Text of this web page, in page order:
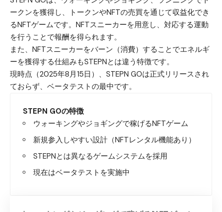
ークンを獲得し、トークンやNFTの売買を通じて収益化でき
るNFTゲームです。NFTスニーカーを用意し、対応する運動
を行うことで報酬を得られます。
また、NFTスニーカーをバーン（消費）することでエネルギ
ーを獲得する仕組みもSTEPNとは違う特徴です。
現時点（2025年8月15日）、STEPN GOは正式リリースされ
ておらず、ベータテストの最中です。
STEPN GOの特徴
ウォーキングやジョギングで稼げるNFTゲーム
新規参入しやすい設計（NFTレンタル機能あり）
STEPNとは異なるゲームシステムを採用
現在はベータテストを実施中